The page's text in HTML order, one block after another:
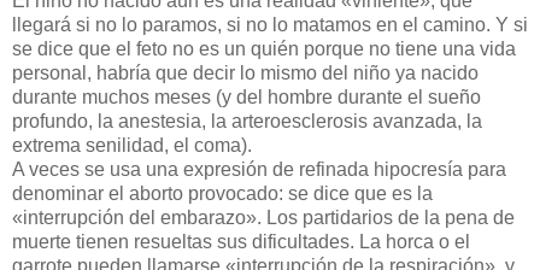
llegará si no lo paramos, si no lo matamos en el camino. Y si
se dice que el feto no es un quién porque no tiene una vida
personal, habría que decir lo mismo del niño ya nacido
durante muchos meses (y del hombre durante el sueño
profundo, la anestesia, la arteroesclerosis avanzada, la
extrema senilidad, el coma).
A veces se usa una expresión de refinada hipocresía para
denominar el aborto provocado: se dice que es la
«interrupción del embarazo». Los partidarios de la pena de
muerte tienen resueltas sus dificultades. La horca o el
garrote pueden llamarse «interrupción de la respiración», y